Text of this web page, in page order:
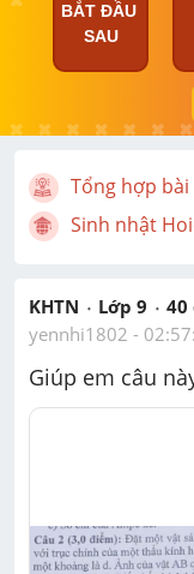
BẮT ĐẦU
SAU
Tổng hợp bài
Sinh nhật
KHTN Lớp 9 40
yennhi1802 -
Giúp em câu